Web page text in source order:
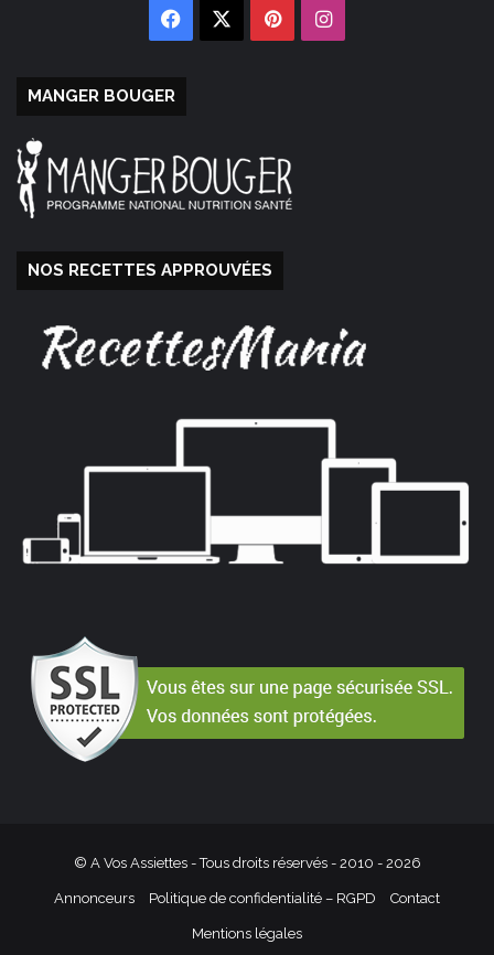
Facebook PinterestInstagram
MANGER BOUGER
NOS RECETTES APPROUVÉES
© A Vos Assiettes - Tous droits réservés - 2010 - 2026
Annonceurs Politique de confidentialité – RGPD Contact
Mentions légales